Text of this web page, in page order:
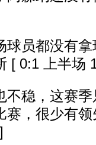
员都没有拿
[ 0:1 上半场
稳，这赛季
赛，很少有